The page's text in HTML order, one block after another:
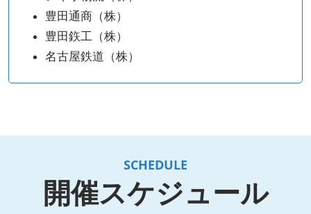
豊田通商（株）
豊田鉃工（株）
名古屋鉄道（株）
SCHEDULE
開催スケジュール